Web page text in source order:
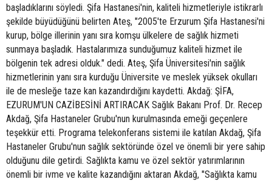
başladıklarını söyledi. Şifa Hastanesi'nin, kaliteli hizmetleriyle istikrarlı
şekilde büyüdüğünü belirten Ateş, "2005'te Erzurum Şifa Hastanesi'ni
kurup, bölge illerinin yanı sıra komşu ülkelere de sağlık hizmeti
sunmaya başladık. Hastalarımıza sunduğumuz kaliteli hizmet ile
bölgenin tek adresi olduk." dedi. Ateş, Şifa Üniversitesi'nin sağlık
hizmetlerinin yanı sıra kurduğu Üniversite ve meslek yüksek okulları
ile de mesleğe taze kan kazandırdığını kaydetti. Akdağ: ŞİFA,
EZURUM'UN CAZİBESİNİ ARTIRACAK Sağlık Bakanı Prof. Dr. Recep
Akdağ, Şifa Hastaneler Grubu'nun kurulmasında emeği geçenlere
teşekkür etti. Programa telekonferans sistemi ile katılan Akdağ, Şifa
Hastaneler Grubu'nun sağlık sektöründe özel ve önemli bir yere sahip
olduğunu dile getirdi. Sağlıkta kamu ve özel sektör yatırımlarının
önemli bir ivme ve kalite kazandığını aktaran Akdağ, "Sağlıkta kamu